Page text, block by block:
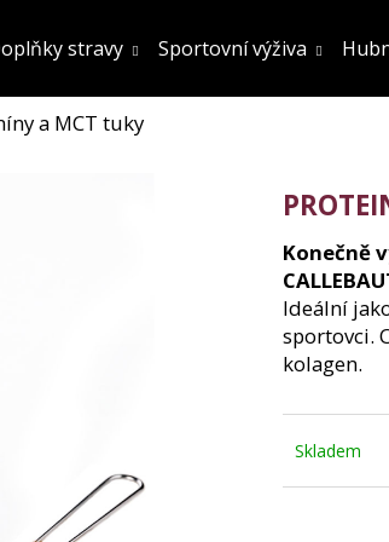
stravy Sportovní výživa
a MCT tuky
Konečně
Ideální
sportovci.
kolagen.
Skladem
Co potřebujete najít?
Hledat
FATBURN DOPLNĚK STRAVY